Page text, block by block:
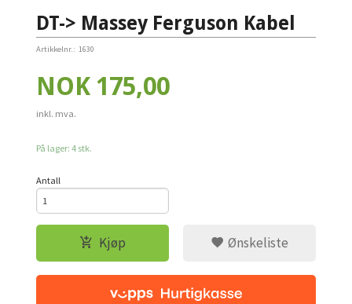
DT-> Massey Ferguson Kabel
Artikkelnr.: 1630
Pris
NOK 175,00
inkl. mva.
På lager: 4 stk.
Antall
Kjøp Ønskeliste